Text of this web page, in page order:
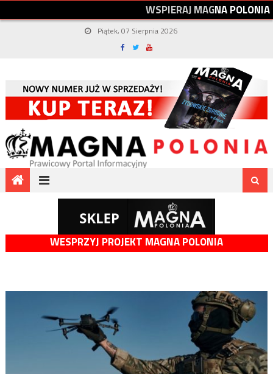
WSPIERAJMAGNAPOLONIA
Piątek, 07 Sierpnia 2026
WESPRZYJ PROJEKT MAGNA POLONIA